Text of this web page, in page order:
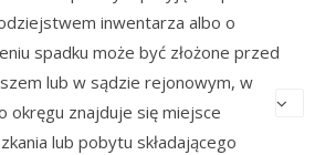
inwentarza albo o
spadku może być złożone przed
lub w sądzie rejonowym, w
okręgu znajduje się miejsce
lub pobytu składającego